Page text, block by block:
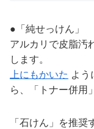
●「純せっけん」
アルカリで皮脂汚
します。
上にもかいた よう
ら、「トナー併用
「石けん」を推